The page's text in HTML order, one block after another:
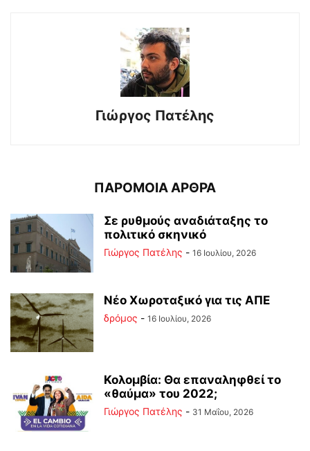
Γιώργος Πατέλης
ΠΑΡΟΜΟΙΑ ΑΡΘΡΑ
Σε ρυθμούς αναδιάταξης το
πολιτικό σκηνικό
Γιώργος Πατέλης - 16 Ιουλίου, 2026
Νέο Χωροταξικό για τις ΑΠΕ
δρόμος - 16 Ιουλίου, 2026
Κολομβία: Θα επαναληφθεί το
«θαύμα» του 2022;
Γιώργος Πατέλης - 31 Μαΐου, 2026